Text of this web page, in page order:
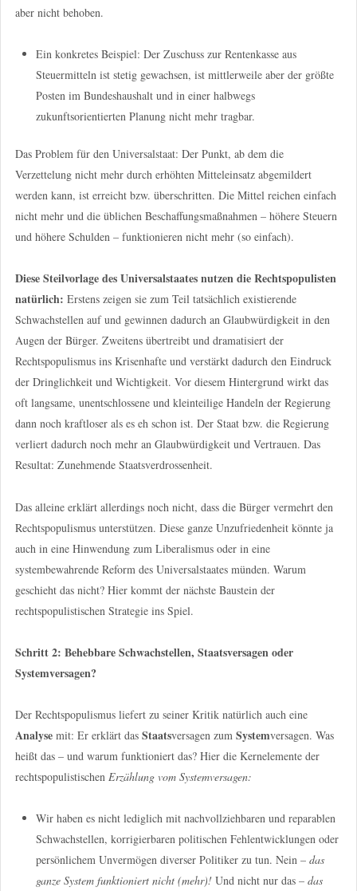
aber nicht behoben.
Ein konkretes Beispiel: Der Zuschuss zur Rentenkasse aus
Steuermitteln ist stetig gewachsen, ist mittlerweile aber der größte
Posten im Bundeshaushalt und in einer halbwegs
zukunftsorientierten Planung nicht mehr tragbar.
Das Problem für den Universalstaat: Der Punkt, ab dem die
Verzettelung nicht mehr durch erhöhten Mitteleinsatz abgemildert
werden kann, ist erreicht bzw. überschritten. Die Mittel reichen einfach
nicht mehr und die üblichen Beschaffungsmaßnahmen – höhere Steuern
und höhere Schulden – funktionieren nicht mehr (so einfach).
Diese Steilvorlage des Universalstaates nutzen die Rechtspopulisten
natürlich: Erstens zeigen sie zum Teil tatsächlich existierende
Schwachstellen auf und gewinnen dadurch an Glaubwürdigkeit in den
Augen der Bürger. Zweitens übertreibt und dramatisiert der
Rechtspopulismus ins Krisenhafte und verstärkt dadurch den Eindruck
der Dringlichkeit und Wichtigkeit. Vor diesem Hintergrund wirkt das
oft langsame, unentschlossene und kleinteilige Handeln der Regierung
dann noch kraftloser als es eh schon ist. Der Staat bzw. die Regierung
verliert dadurch noch mehr an Glaubwürdigkeit und Vertrauen. Das
Resultat: Zunehmende Staatsverdrossenheit.
Das alleine erklärt allerdings noch nicht, dass die Bürger vermehrt den
Rechtspopulismus unterstützen. Diese ganze Unzufriedenheit könnte ja
auch in eine Hinwendung zum Liberalismus oder in eine
systembewahrende Reform des Universalstaates münden. Warum
geschieht das nicht? Hier kommt der nächste Baustein der
rechtspopulistischen Strategie ins Spiel.
Schritt 2: Behebbare Schwachstellen, Staatsversagen oder
Systemversagen?
Der Rechtspopulismus liefert zu seiner Kritik natürlich auch eine
Analysemit: Er erklärt das Staatsversagen zum Systemversagen. Was
heißt das – und warum funktioniert das? Hier die Kernelemente der
rechtspopulistischen Erzählung vom Systemversagen:
Wir haben es nicht lediglich mit nachvollziehbaren und reparablen
Schwachstellen, korrigierbaren politischen Fehlentwicklungen oder
persönlichem Unvermögen diverser Politiker zu tun. Nein – das
ganze System funktioniert nicht (mehr)! Und nicht nur das – das